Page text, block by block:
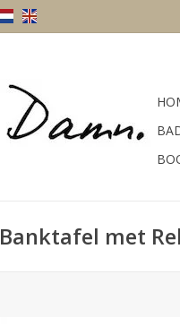
Banktafel met